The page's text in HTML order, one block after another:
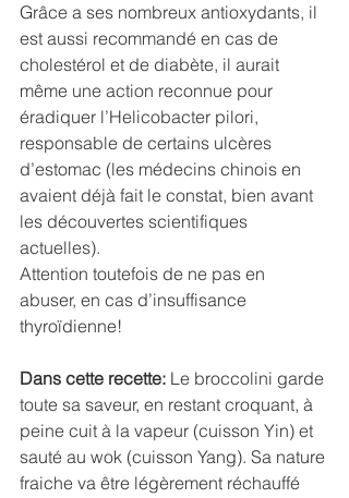
Grâce a ses nombreux antioxydants, il
est aussi recommandé en cas de
cholestérol et de diabète, il aurait
même une action reconnue pour
éradiquer l’Helicobacter pilori,
responsable de certains ulcères
d’estomac (les médecins chinois en
avaient déjà fait le constat, bien avant
les découvertes scientifiques
actuelles).
Attention toutefois de ne pas en
abuser, en cas d’insuffisance
thyroïdienne!
Dans cette recette: Le broccolini garde
toute sa saveur, en restant croquant, à
peine cuit à la vapeur (cuisson Yin) et
sauté au wok (cuisson Yang). Sa nature
fraiche va être légèrement réchauffé